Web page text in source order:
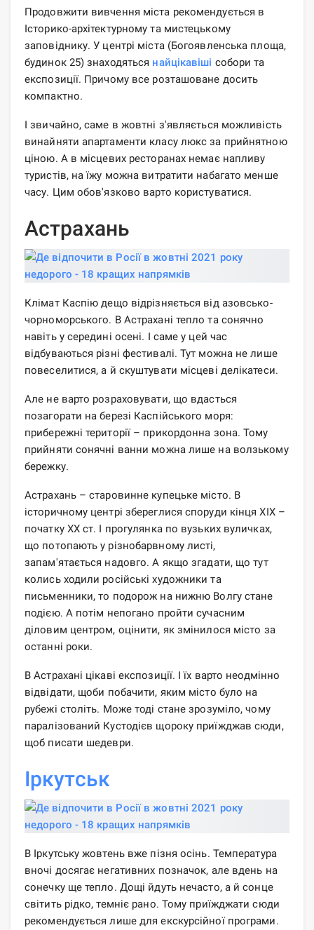
Продовжити вивчення міста рекомендується в
Історико-архітектурному та мистецькому
заповіднику. У центрі міста (Богоявленська площа,
будинок 25) знаходяться найцікавіші собори та
експозиції. Причому все розташоване досить
компактно.
І звичайно, саме в жовтні з'являється можливість
винайняти апартаменти класу люкс за прийнятною
ціною. А в місцевих ресторанах немає напливу
туристів, на їжу можна витратити набагато менше
часу. Цим обов'язково варто користуватися.
Астрахань
Клімат Каспію дещо відрізняється від азовсько-
чорноморського. В Астрахані тепло та сонячно
навіть у середині осені. І саме у цей час
відбуваються різні фестивалі. Тут можна не лише
повеселитися, а й скуштувати місцеві делікатеси.
Але не варто розраховувати, що вдасться
позагорати на березі Каспійського моря:
прибережні території – прикордонна зона. Тому
прийняти сонячні ванни можна лише на волзькому
бережку.
Астрахань – старовинне купецьке місто. В
історичному центрі збереглися споруди кінця ХІХ –
початку ХХ ст. І прогулянка по вузьких вуличках,
що потопають у різнобарвному листі,
запам'ятається надовго. А якщо згадати, що тут
колись ходили російські художники та
письменники, то подорож на нижню Волгу стане
подією. А потім непогано пройти сучасним
діловим центром, оцінити, як змінилося місто за
останні роки.
В Астрахані цікаві експозиції. І їх варто неодмінно
відвідати, щоби побачити, яким місто було на
рубежі століть. Може тоді стане зрозуміло, чому
паралізований Кустодієв щороку приїжджав сюди,
щоб писати шедеври.
Іркутськ
В Іркутську жовтень вже пізня осінь. Температура
вночі досягає негативних позначок, але вдень на
сонечку ще тепло. Дощі йдуть нечасто, а й сонце
світить рідко, темніє рано. Тому приїжджати сюди
рекомендується лише для екскурсійної програми.